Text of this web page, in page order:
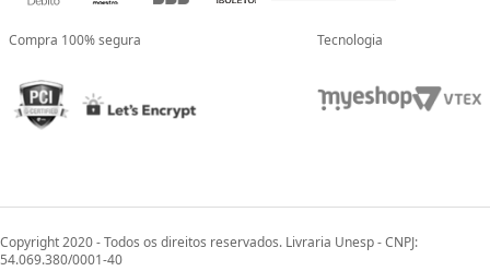
Compra 100% segura Tecnologia
Copyright 2020 - Todos os direitos reservados. Livraria Unesp - CNPJ:
54.069.380/0001-40